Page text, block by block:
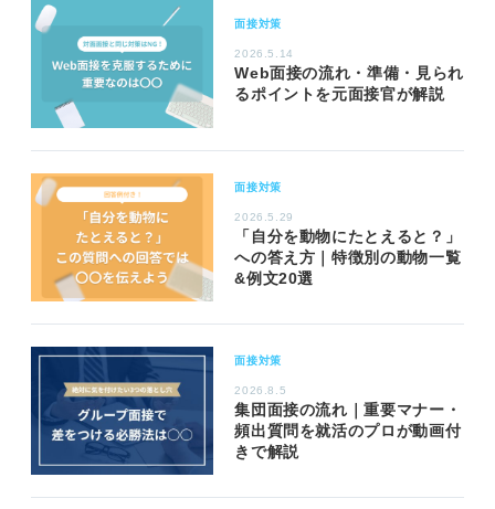
面接対策
2026.5.14
Web面接の流れ・準備・見られ
るポイントを元面接官が解説
面接対策
2026.5.29
「自分を動物にたとえると？」
への答え方｜特徴別の動物一覧
&例文20選
面接対策
2026.8.5
集団面接の流れ｜重要マナー・
頻出質問を就活のプロが動画付
きで解説